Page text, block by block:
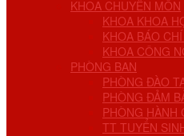
KHOA CHUYÊN MÔN
KHOA KHOA
KHOA BÁO
KHOA CÔNG
PHÒNG BAN
PHÒNG ĐÀO
PHÒNG ĐẢM
PHÒNG HÀNH
TT TUYỂN